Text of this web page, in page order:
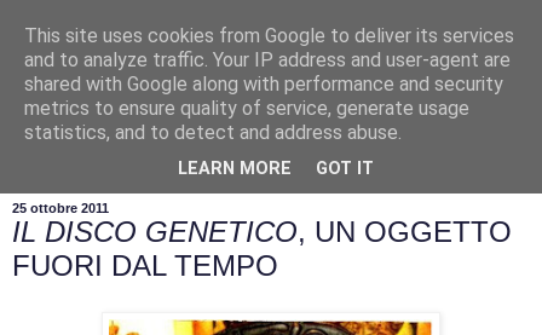
25 ottobre 2011
IL DISCO GENETICO, UN OGGETTO
FUORI DAL TEMPO
This site uses cookies from Google to deliver its services
and to analyze traffic. Your IP address and user-agent are
shared with Google along with performance and security
metrics to ensure quality of service, generate usage
statistics, and to detect and address abuse.
LEARN MORE GOT IT